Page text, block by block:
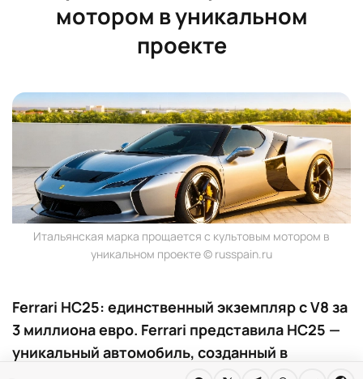
мотором в уникальном
проекте
Итальянская марка прощается с культовым мотором в
уникальном проекте © russpain.ru
Ferrari HC25: единственный экземпляр с V8 за
3 миллиона евро. Ferrari представила HC25 —
уникальный автомобиль, созданный в